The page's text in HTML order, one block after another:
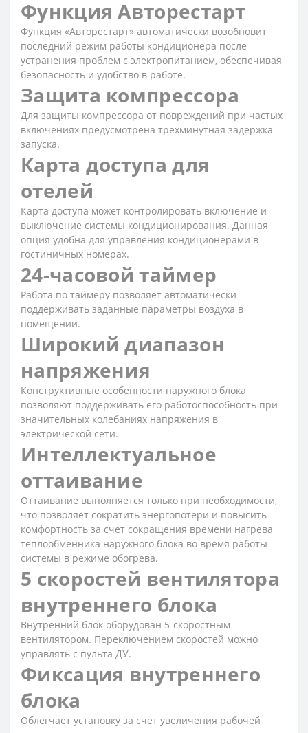
Функция Авторестарт
Функция «Авторестарт» автоматически возобновит
последний режим работы кондиционера после
устранения проблем с электропитанием, обеспечивая
безопасность и удобство в работе.
Защита компрессора
Для защиты компрессора от повреждений при частых
включениях предусмотрена трехминутная задержка
запуска.
Карта доступа для
отелей
Карта доступа может контролировать включение и
выключение системы кондиционирования. Данная
опция удобна для управления кондиционерами в
гостиничных номерах.
24-часовой таймер
Работа по таймеру позволяет автоматически
поддерживать заданные параметры воздуха в
помещении.
Широкий диапазон
напряжения
Конструктивные особенности наружного блока
позволяют поддерживать его работоспособность при
значительных колебаниях напряжения в
электрической сети.
Интеллектуальное
оттаивание
Оттаивание выполняется только при необходимости,
что позволяет сократить энергопотери и повысить
комфортность за счет сокращения времени нагрева
теплообменника наружного блока во время работы
системы в режиме обогрева.
5 скоростей вентилятора
внутреннего блока
Внутренний блок оборудован 5-скоростным
вентилятором. Переключением скоростей можно
управлять с пульта ДУ.
Фиксация внутреннего
блока
Облегчает установку за счет увеличения рабочей